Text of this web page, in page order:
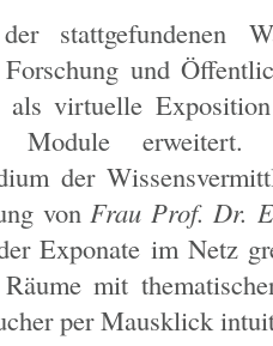
stattgefundenen
und
als virtuelle
Module
der
von Frau Prof. Dr.
Exponate im Netz
mit
per Mausklick